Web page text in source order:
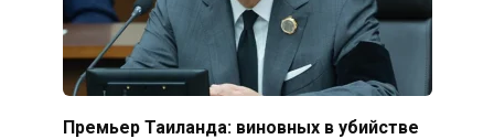
Премьер Таиланда: виновных в убийстве